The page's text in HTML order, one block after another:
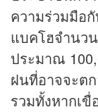
ความร่วมมือ
แบคโฮจำนว
ประมาณ
ฝนที่อาจจะต
รวมทั้งหากเ